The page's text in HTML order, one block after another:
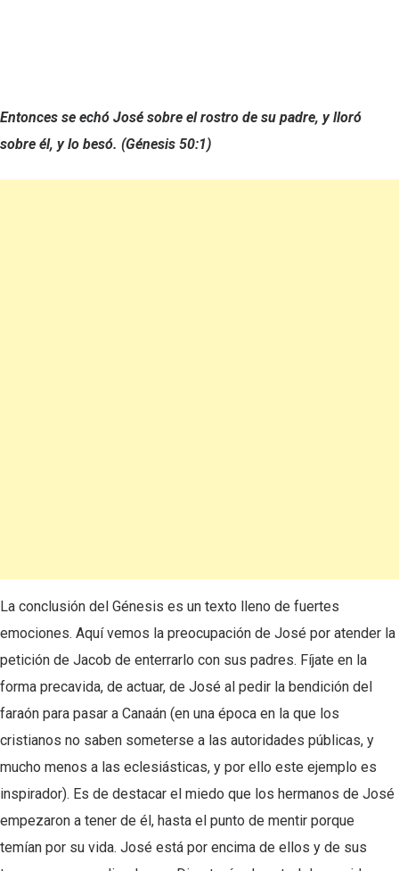
Entonces se echó José sobre el rostro de su padre, y lloró
sobre él, y lo besó. (Génesis 50:1)
La conclusión del Génesis es un texto lleno de fuertes
emociones. Aquí vemos la preocupación de José por atender la
petición de Jacob de enterrarlo con sus padres. Fíjate en la
forma precavida, de actuar, de José al pedir la bendición del
faraón para pasar a Canaán (en una época en la que los
cristianos no saben someterse a las autoridades públicas, y
mucho menos a las eclesiásticas, y por ello este ejemplo es
inspirador). Es de destacar el miedo que los hermanos de José
empezaron a tener de él, hasta el punto de mentir porque
temían por su vida. José está por encima de ellos y de sus